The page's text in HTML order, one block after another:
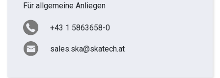
Für allgemeine Anliegen
+43 1 5863658-0
sales.ska@skatech.at